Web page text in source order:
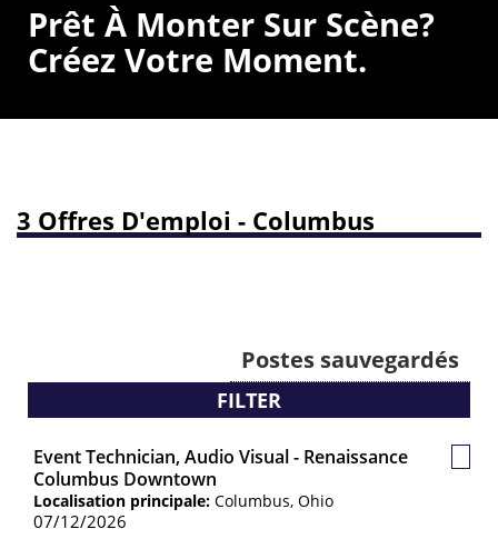
Prêt À Monter Sur Scène?
Créez Votre Moment.
3 Offres D'emploi - Columbus
Postes sauvegardés
FILTER
Event Technician, Audio Visual - Renaissance
Columbus Downtown
Localisation principale: Columbus, Ohio
07/12/2026